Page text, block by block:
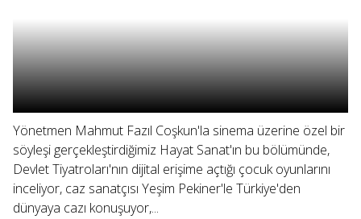
Yönetmen Mahmut Fazıl Coşkun'la sinema üzerine özel bir
söyleşi gerçekleştirdiğimiz Hayat Sanat'ın bu bölümünde,
Devlet Tiyatroları'nın dijital erişime açtığı çocuk oyunlarını
inceliyor, caz sanatçısı Yeşim Pekiner'le Türkiye'den
dünyaya cazı konuşuyor,...